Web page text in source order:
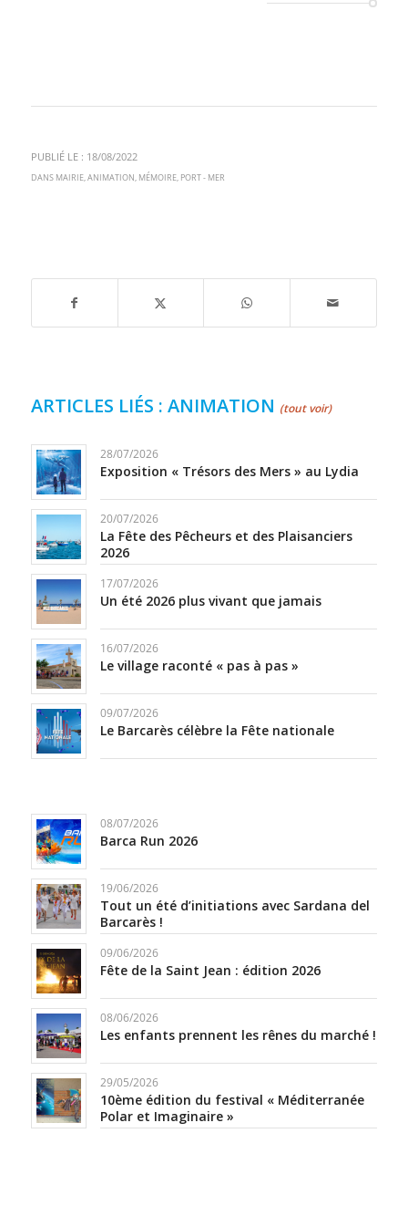
PUBLIÉ LE : 18/08/2022
DANS MAIRIE, ANIMATION MÉMOIRE, PORT - MER
ARTICLES LIÉS : ANIMATION (tout voir)
28/07/2026
Exposition « Trésors des Mers » au Lydia
20/07/2026
La Fête des Pêcheurs et des Plaisanciers
2026
17/07/2026
Un été 2026 plus vivant que jamais
16/07/2026
Le village raconté « pas à pas »
09/07/2026
Le Barcarès célèbre la Fête nationale
08/07/2026
Barca Run 2026
19/06/2026
Tout un été d’initiations avec Sardana del
Barcarès !
09/06/2026
Fête de la Saint Jean : édition 2026
08/06/2026
Les enfants prennent les rênes du marché !
29/05/2026
10ème édition du festival « Méditerranée
Polar et Imaginaire »